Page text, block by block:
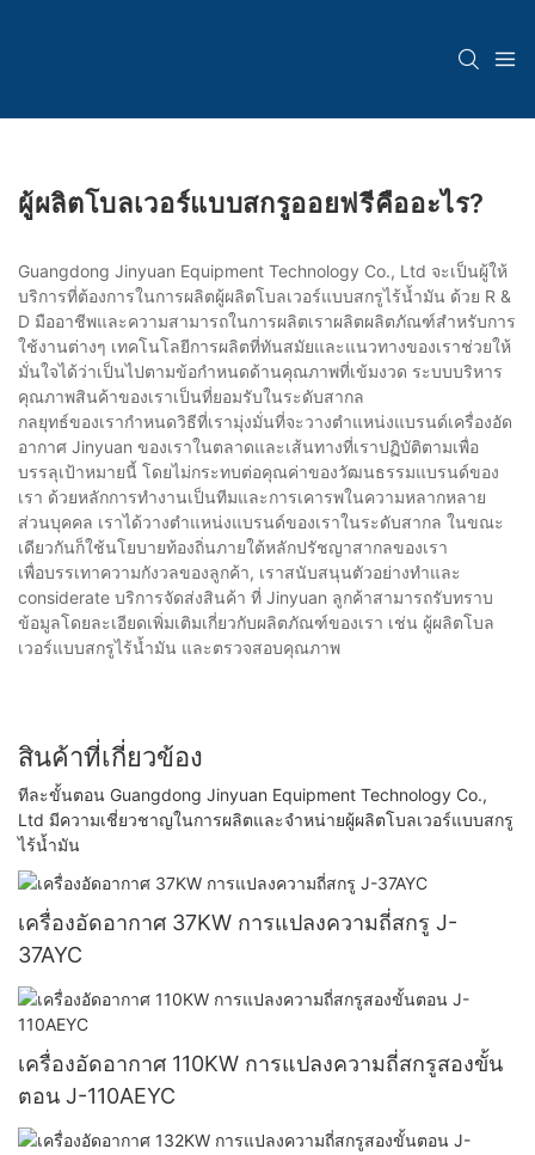
ผู้ผลิตโบลเวอร์แบบสกรูออยฟรีคืออะไร?
Guangdong Jinyuan Equipment Technology Co., Ltd จะเป็นผู้ให้
บริการที่ต้องการในการผลิตผู้ผลิตโบลเวอร์แบบสกรูไร้น้ำมัน ด้วย R &
D มืออาชีพและความสามารถในการผลิตเราผลิตผลิตภัณฑ์สำหรับการ
ใช้งานต่างๆ เทคโนโลยีการผลิตที่ทันสมัยและแนวทางของเราช่วยให้
มั่นใจได้ว่าเป็นไปตามข้อกำหนดด้านคุณภาพที่เข้มงวด ระบบบริหาร
คุณภาพสินค้าของเราเป็นที่ยอมรับในระดับสากล
กลยุทธ์ของเรากำหนดวิธีที่เรามุ่งมั่นที่จะวางตำแหน่งแบรนด์เครื่องอัด
อากาศ Jinyuan ของเราในตลาดและเส้นทางที่เราปฏิบัติตามเพื่อ
บรรลุเป้าหมายนี้ โดยไม่กระทบต่อคุณค่าของวัฒนธรรมแบรนด์ของ
เรา ด้วยหลักการทำงานเป็นทีมและการเคารพในความหลากหลาย
ส่วนบุคคล เราได้วางตำแหน่งแบรนด์ของเราในระดับสากล ในขณะ
เดียวกันก็ใช้นโยบายท้องถิ่นภายใต้หลักปรัชญาสากลของเรา
เพื่อบรรเทาความกังวลของลูกค้า, เราสนับสนุนตัวอย่างทำและ
considerate บริการจัดส่งสินค้า ที่ Jinyuan ลูกค้าสามารถรับทราบ
ข้อมูลโดยละเอียดเพิ่มเติมเกี่ยวกับผลิตภัณฑ์ของเรา เช่น ผู้ผลิตโบล
เวอร์แบบสกรูไร้น้ำมัน และตรวจสอบคุณภาพ
สินค้าที่เกี่ยวข้อง
ทีละขั้นตอน Guangdong Jinyuan Equipment Technology Co.,
Ltd มีความเชี่ยวชาญในการผลิตและจำหน่ายผู้ผลิตโบลเวอร์แบบสกรู
ไร้น้ำมัน
เครื่องอัดอากาศ 37KW การแปลงความถี่สกรู J-
37AYC
เครื่องอัดอากาศ 110KW การแปลงความถี่สกรูสองขั้น
ตอน J-110AEYC